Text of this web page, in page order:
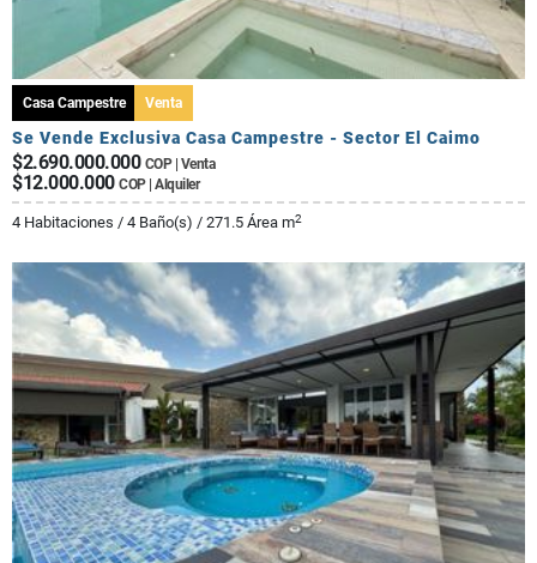
Casa Campestre Venta
Se Vende Exclusiva Casa Campestre - Sector El Caimo
$2.690.000.000 COP | Venta
$12.000.000 COP | Alquiler
4 Habitaciones / 4 Baño(s) / 271.5 Área m2